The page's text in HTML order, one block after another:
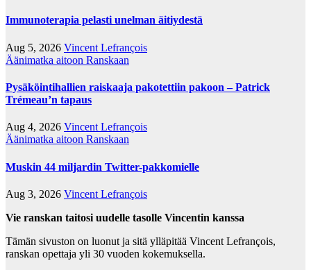
Immunoterapia pelasti unelman äitiydestä
Aug 5, 2026 Vincent Lefrançois
Äänimatka aitoon Ranskaan
Pysäköintihallien raiskaaja pakotettiin pakoon – Patrick
Trémeau’n tapaus
Aug 4, 2026 Vincent Lefrançois
Äänimatka aitoon Ranskaan
Muskin 44 miljardin Twitter-pakkomielle
Aug 3, 2026 Vincent Lefrançois
Vie ranskan taitosi uudelle tasolle Vincentin kanssa
Tämän sivuston on luonut ja sitä ylläpitää Vincent Lefrançois,
ranskan opettaja yli 30 vuoden kokemuksella.